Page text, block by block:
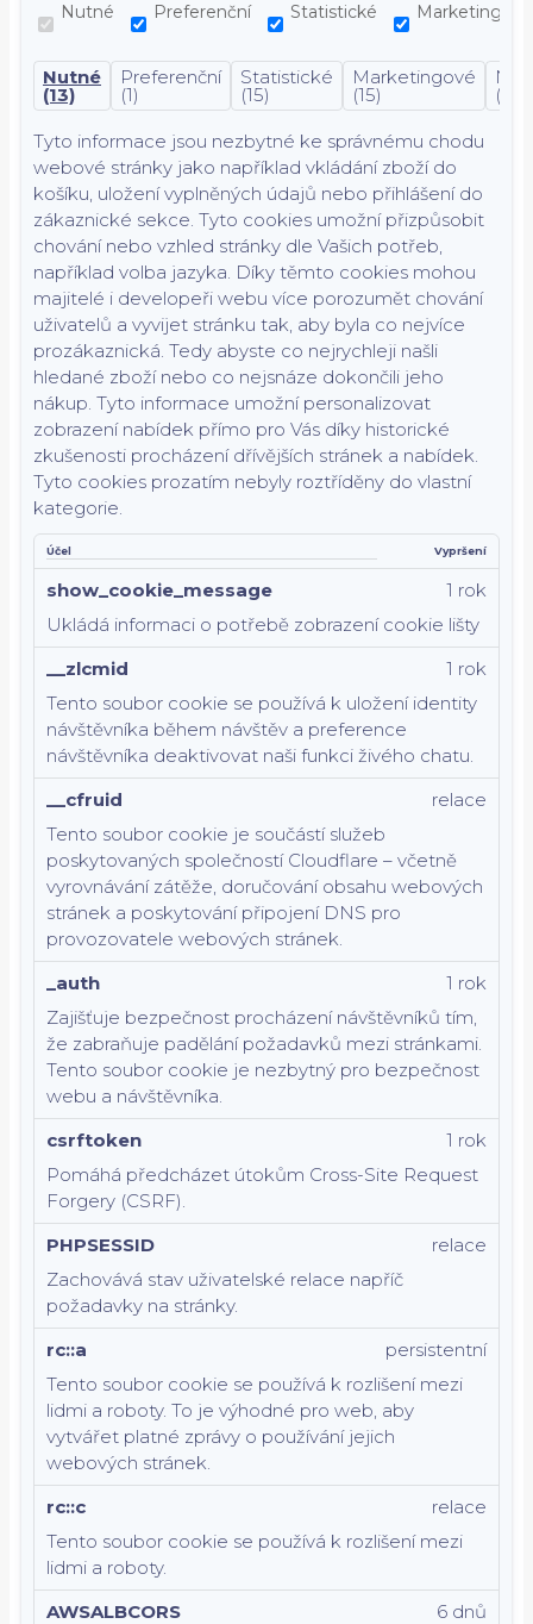
Nutné Preferenční Statistické Marketingové
Nutné
(13)
Preferenční
(1)
Statistické
(15)
Marketingové
(15) (7)
Tyto informace jsou nezbytné ke správnému chodu
webové stránky jako například vkládání zboží do
košíku, uložení vyplněných údajů nebo přihlášení do
zákaznické sekce. Tyto cookies umožní přizpůsobit
chování nebo vzhled stránky dle Vašich potřeb,
například volba jazyka. Díky těmto cookies mohou
majitelé i developeři webu více porozumět chování
uživatelů a vyvijet stránku tak, aby byla co nejvíce
prozákaznická. Tedy abyste co nejrychleji našli
hledané zboží nebo co nejsnáze dokončili jeho
nákup. Tyto informace umožní personalizovat
zobrazení nabídek přímo pro Vás díky historické
zkušenosti procházení dřívějších stránek a nabídek.
Tyto cookies prozatím nebyly roztříděny do vlastní
kategorie.
Účel Vypršení
show_cookie_message
Ukládá informaci o potřebě zobrazení cookie lišty
1 rok
__zlcmid
Tento soubor cookie se používá k uložení identity
návštěvníka během návštěv a preference
návštěvníka deaktivovat naši funkci živého chatu.
1 rok
__cfruid
Tento soubor cookie je součástí služeb
poskytovaných společností Cloudflare – včetně
vyrovnávání zátěže, doručování obsahu webových
stránek a poskytování připojení DNS pro
provozovatele webových stránek.
relace
_auth
Zajišťuje bezpečnost procházení návštěvníků tím,
že zabraňuje padělání požadavků mezi stránkami.
Tento soubor cookie je nezbytný pro bezpečnost
webu a návštěvníka.
1 rok
csrftoken
Pomáhá předcházet útokům Cross-Site Request
Forgery (CSRF).
1 rok
PHPSESSID
Zachovává stav uživatelské relace napříč
požadavky na stránky.
relace
rc::a
Tento soubor cookie se používá k rozlišení mezi
lidmi a roboty. To je výhodné pro web, aby
vytvářet platné zprávy o používání jejich
webových stránek.
persistentní
rc::c
Tento soubor cookie se používá k rozlišení mezi
lidmi a roboty.
relace
AWSALBCORS
6 dnů